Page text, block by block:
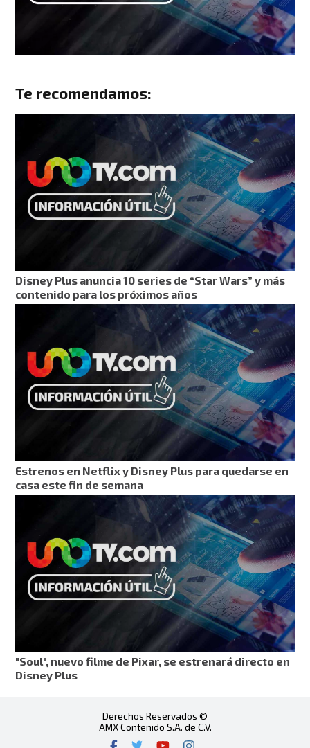
Te recomendamos:
Disney Plus anuncia 10 series de “Star Wars” y más
contenido para los próximos años
Estrenos en Netflix y Disney Plus para quedarse en
casa este fin de semana
"Soul", nuevo filme de Pixar, se estrenará directo en
Disney Plus
Derechos Reservados ©
AMX Contenido S.A. de C.V.